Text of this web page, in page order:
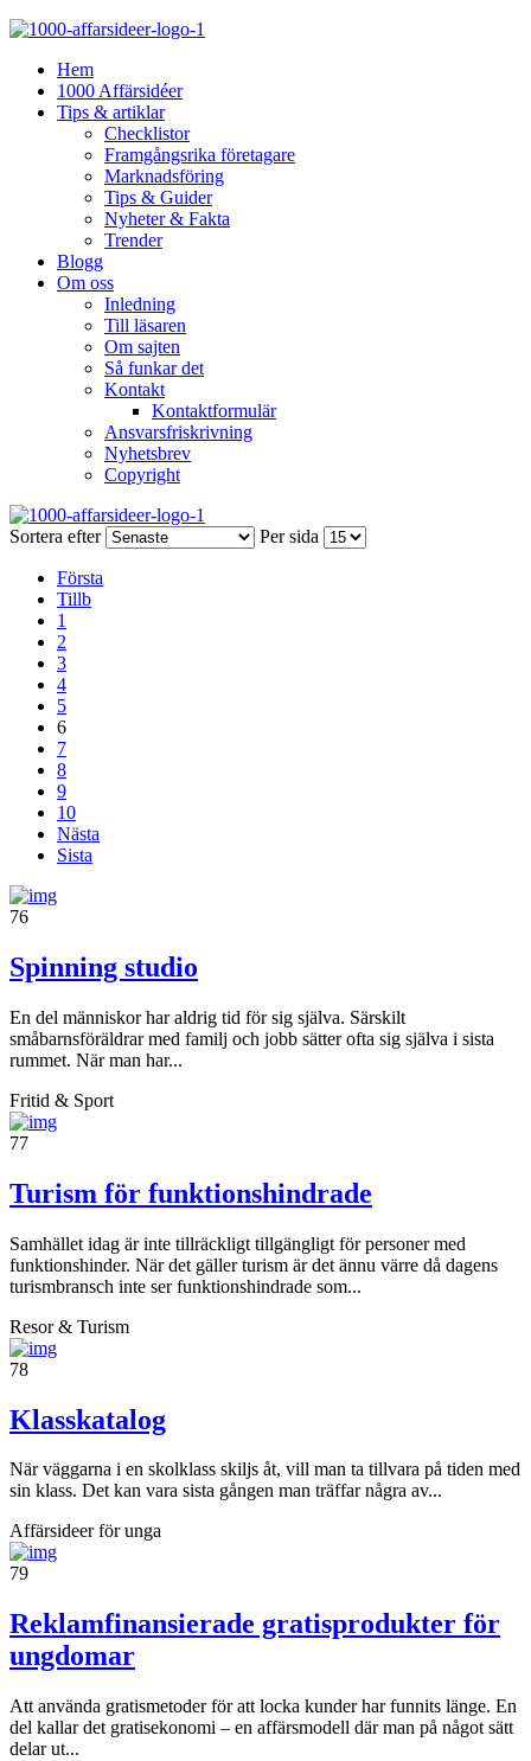
Hem
1000 Affärsidéer
Tips & artiklar
Checklistor
Framgångsrika företagare
Marknadsföring
Tips & Guider
Nyheter & Fakta
Trender
Blogg
Om oss
Inledning
Till läsaren
Om sajten
Så funkar det
Kontakt
Kontaktformulär
Ansvarsfriskrivning
Nyhetsbrev
Copyright
Sortera efter Per sida
Första
Tillb
1
2
3
4
5
6
7
8
9
10
Nästa
Sista
76
Spinning studio
En del människor har aldrig tid för sig själva. Särskilt
småbarnsföräldrar med familj och jobb sätter ofta sig själva i sista
rummet. När man har...
Fritid & Sport
77
Turism för funktionshindrade
Samhället idag är inte tillräckligt tillgängligt för personer med
funktionshinder. När det gäller turism är det ännu värre då dagens
turismbransch inte ser funktionshindrade som...
Resor & Turism
78
Klasskatalog
När väggarna i en skolklass skiljs åt, vill man ta tillvara på tiden med
sin klass. Det kan vara sista gången man träffar några av...
Affärsideer för unga
79
Reklamfinansierade gratisprodukter för
ungdomar
Att använda gratismetoder för att locka kunder har funnits länge. En
del kallar det gratisekonomi – en affärsmodell där man på något sätt
delar ut...